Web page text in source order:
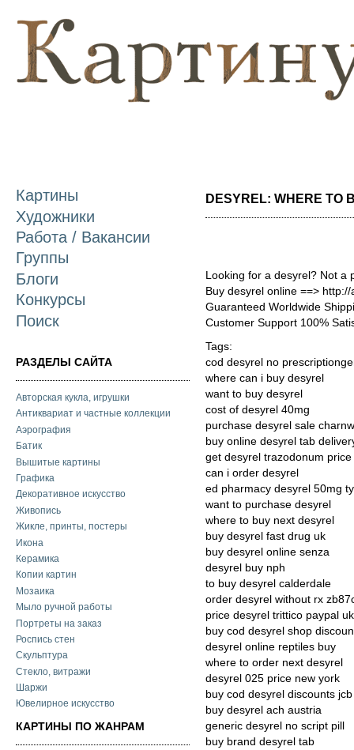
Картины
Художники
Работа / Вакансии
Группы
Блоги
Конкурсы
Поиск
РАЗДЕЛЫ САЙТА
Авторская кукла, игрушки
Антиквариат и частные коллекции
Аэрография
Батик
Вышитые картины
Графика
Декоративное искусство
Живопись
Жикле, принты, постеры
Икона
Керамика
Копии картин
Мозаика
Мыло ручной работы
Портреты на заказ
Роспись стен
Скульптура
Стекло, витражи
Шаржи
Ювелирное искусство
КАРТИНЫ ПО ЖАНРАМ
DESYREL: WHERE TO
Looking for a desyrel? Not a
Buy desyrel online ==>
Guaranteed Worldwide
Customer Support 100%
Tags:
cod desyrel no
where can i buy desyrel
want to buy desyrel
cost of desyrel 40mg
purchase desyrel sale
buy online desyrel tab
get desyrel trazodonum
can i order desyrel
ed pharmacy desyrel 50mg
want to purchase desyrel
where to buy next desyrel
buy desyrel fast drug uk
buy desyrel online senza
desyrel buy nph
to buy desyrel calderdale
order desyrel without rx
price desyrel trittico paypal uk
buy cod desyrel shop
desyrel online reptiles buy
where to order next desyrel
desyrel 025 price new york
buy cod desyrel discounts jcb
buy desyrel ach austria
generic desyrel no script pill
buy brand desyrel tab